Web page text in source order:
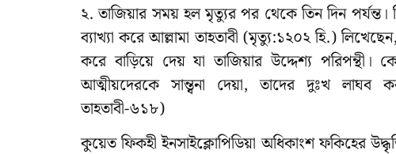
২. তাজিয়ার সময় হল মৃত্যুর পর থেকে তিন দিন
ব্যাখ্যা করে আল্লামা তাহতাবী (মৃত্যু:১২০২ হি.)
করে বাড়িয়ে দেয় যা তাজিয়ার উদ্দেশ্য পরিপন্থী।
আত্মীয়দেরকে সান্ত্বনা দেয়া, তাদের দুঃখ লাঘব
তাহতাবী-৬১৮)
কুয়েত ফিকহী ইনসাইক্লোপিডিয়া অধিকাংশ ফকিহের